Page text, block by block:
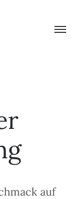
auf